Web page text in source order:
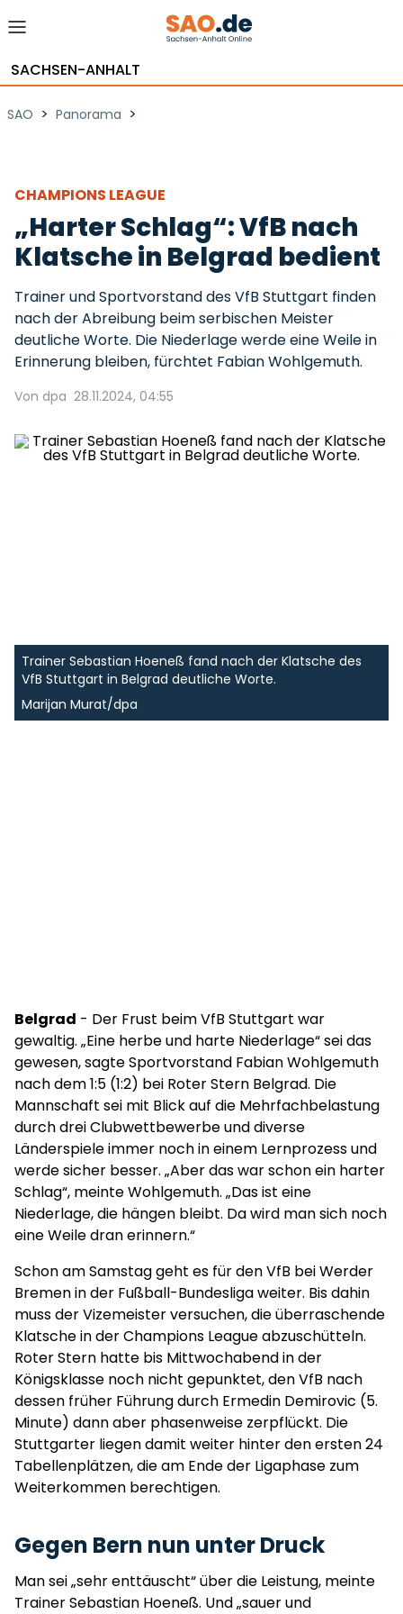
SACHSEN-ANHALT
SAO > Panorama >
CHAMPIONS LEAGUE
„Harter Schlag“: VfB nach
Klatsche in Belgrad bedient
Trainer und Sportvorstand des VfB Stuttgart finden
nach der Abreibung beim serbischen Meister
deutliche Worte. Die Niederlage werde eine Weile in
Erinnerung bleiben, fürchtet Fabian Wohlgemuth.
Von dpa 28.11.2024, 04:55
Trainer Sebastian Hoeneß fand nach der Klatsche des
VfB Stuttgart in Belgrad deutliche Worte.
Marijan Murat/dpa
Belgrad - Der Frust beim VfB Stuttgart war
gewaltig. „Eine herbe und harte Niederlage“ sei das
gewesen, sagte Sportvorstand Fabian Wohlgemuth
nach dem 1:5 (1:2) bei Roter Stern Belgrad. Die
Mannschaft sei mit Blick auf die Mehrfachbelastung
durch drei Clubwettbewerbe und diverse
Länderspiele immer noch in einem Lernprozess und
werde sicher besser. „Aber das war schon ein harter
Schlag“, meinte Wohlgemuth. „Das ist eine
Niederlage, die hängen bleibt. Da wird man sich noch
eine Weile dran erinnern.“
Schon am Samstag geht es für den VfB bei Werder
Bremen in der Fußball-Bundesliga weiter. Bis dahin
muss der Vizemeister versuchen, die überraschende
Klatsche in der Champions League abzuschütteln.
Roter Stern hatte bis Mittwochabend in der
Königsklasse noch nicht gepunktet, den VfB nach
dessen früher Führung durch Ermedin Demirovic (5.
Minute) dann aber phasenweise zerpflückt. Die
Stuttgarter liegen damit weiter hinter den ersten 24
Tabellenplätzen, die am Ende der Ligaphase zum
Weiterkommen berechtigen.
Gegen Bern nun unter Druck
Man sei „sehr enttäuscht“ über die Leistung, meinte
Trainer Sebastian Hoeneß. Und „sauer und